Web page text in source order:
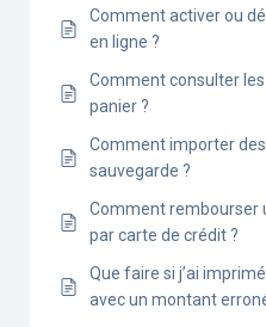
Comment activer ou
en ligne ?
Comment consulter
panier ?
Comment importer
sauvegarde ?
Comment rembourser
par carte de crédit ?
Que faire si j’ai
avec un montant